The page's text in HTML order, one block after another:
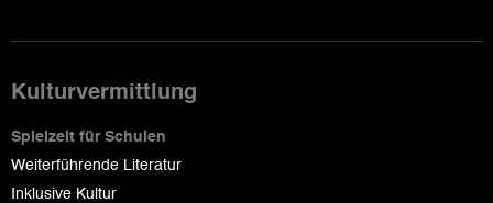
Kulturvermittlung
Spielzeit für Schulen
Weiterführende Literatur
Inklusive Kultur